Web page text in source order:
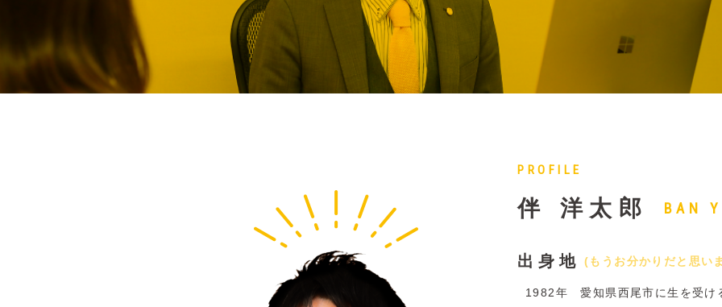
PROFILE
伴 洋太郎 BAN
出身地 (もうお分かりだと思い
1982年 愛知県西尾市に生を受け